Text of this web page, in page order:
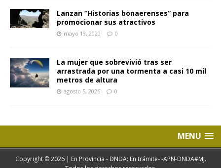
Lanzan “Historias bonaerenses” para
promocionar sus atractivos
mayo 19, 2020 0
La mujer que sobrevivió tras ser
arrastrada por una tormenta a casi 10 mil
metros de altura
agosto 5, 2026 0
MENU
Copyright © 2026 | En Provincia - DNDA: En trámite- -APN-DNDA#MJ.